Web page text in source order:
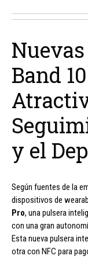
Band
y el
Según fuentes de la
dispositivos de
Pro, una pulsera
con una gran
Esta nueva pulsera
otra con NFC para